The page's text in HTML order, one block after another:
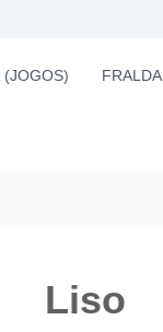
(JOGOS)
Liso